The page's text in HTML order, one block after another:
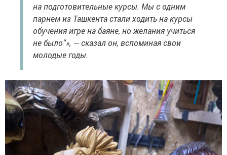
на подготовительные курсы. Мы с одним
парнем из Ташкента стали ходить на курсы
обучения игре на баяне, но желания учиться
не было“», — сказал он, вспоминая свои
молодые годы.